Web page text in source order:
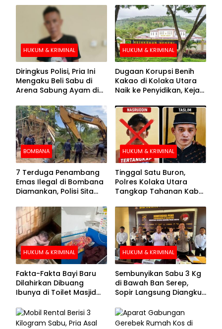
HUKUM & KRIMINAL
Diringkus Polisi, Pria Ini
Mengaku Beli Sabu di
Arena Sabung Ayam di
HUKUM & KRIMINAL
Dugaan Korupsi Benih
Kakao di Kolaka Utara
Naik ke Penyidikan, Kejari
BOMBANA
7 Terduga Penambang
Emas Ilegal di Bombana
Diamankan, Polisi Sita
Crusher
HUKUM & KRIMINAL
Tinggal Satu Buron,
Polres Kolaka Utara
Tangkap Tahanan Kabur
Pengejaran
HUKUM & KRIMINAL
Fakta-Fakta Bayi Baru
Dilahirkan Dibuang
Ibunya di Toilet Masjid
HUKUM & KRIMINAL
Sembunyikan Sabu 3 Kg
di Bawah Ban Serep,
Sopir Langsung Diangkut